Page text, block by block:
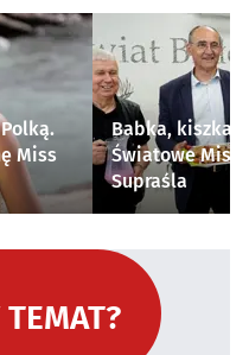
Miss
Babka, kiszka i
Światowe
Supraśla